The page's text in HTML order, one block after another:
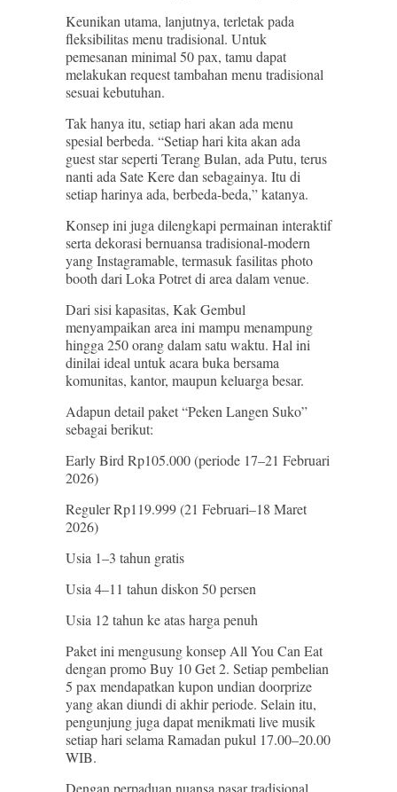
Keunikan utama, lanjutnya, terletak pada
fleksibilitas menu tradisional. Untuk
pemesanan minimal 50 pax, tamu dapat
melakukan request tambahan menu tradisional
sesuai kebutuhan.
Tak hanya itu, setiap hari akan ada menu
spesial berbeda. “Setiap hari kita akan ada
guest star seperti Terang Bulan, ada Putu, terus
nanti ada Sate Kere dan sebagainya. Itu di
setiap harinya ada, berbeda-beda,” katanya.
Konsep ini juga dilengkapi permainan interaktif
serta dekorasi bernuansa tradisional-modern
yang Instagramable, termasuk fasilitas photo
booth dari Loka Potret di area dalam venue.
Dari sisi kapasitas, Kak Gembul
menyampaikan area ini mampu menampung
hingga 250 orang dalam satu waktu. Hal ini
dinilai ideal untuk acara buka bersama
komunitas, kantor, maupun keluarga besar.
Adapun detail paket “Peken Langen Suko”
sebagai berikut:
Early Bird Rp105.000 (periode 17–21 Februari
2026)
Reguler Rp119.999 (21 Februari–18 Maret
2026)
Usia 1–3 tahun gratis
Usia 4–11 tahun diskon 50 persen
Usia 12 tahun ke atas harga penuh
Paket ini mengusung konsep All You Can Eat
dengan promo Buy 10 Get 2. Setiap pembelian
5 pax mendapatkan kupon undian doorprize
yang akan diundi di akhir periode. Selain itu,
pengunjung juga dapat menikmati live musik
setiap hari selama Ramadan pukul 17.00–20.00
WIB.
Dengan perpaduan nuansa pasar tradisional,